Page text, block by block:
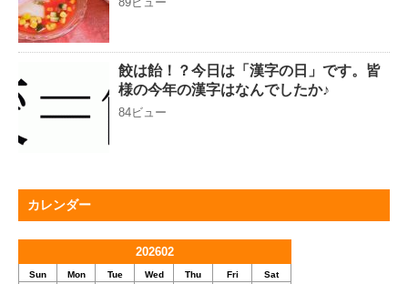
餃は飴！？今日は「漢字の日」です。皆
様の今年の漢字はなんでしたか♪
84ビュー
カレンダー
202602
Sun Mon Tue Wed Thu Fri Sat